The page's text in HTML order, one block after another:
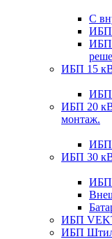
С
ИБП
ИБП
ИБП 15
ИБП
ИБП 20
монтаж.
ИБП
ИБП 30
ИБП
ИБП
ИБП